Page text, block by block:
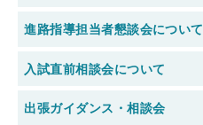
進路指導担当者懇談会について
入試直前相談会について
出張ガイダンス・相談会